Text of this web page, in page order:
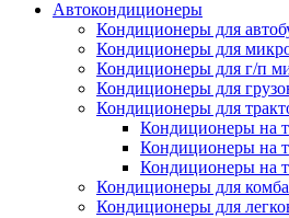
Автокондиционеры
Кондиционеры для
Кондиционеры для
Кондиционеры для г/п
Кондиционеры для
Кондиционеры для
Кондиционеры на
Кондиционеры на
Кондиционеры на
Кондиционеры для
Кондиционеры для